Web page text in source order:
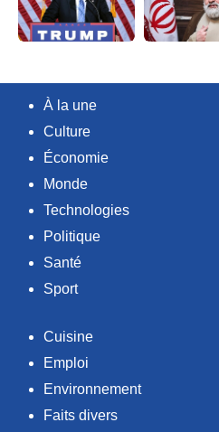
À la une
Culture
Économie
Monde
Technologies
Politique
Santé
Sport
Cuisine
Emploi
Environnement
Faits divers